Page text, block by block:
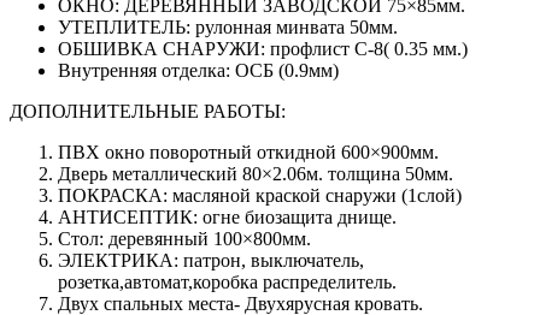
ОКНО: ДЕРЕВЯННЫЙ ЗАВОДСКОЙ 75×85мм.
УТЕПЛИТЕЛЬ: рулонная минвата 50мм.
ОБШИВКА СНАРУЖИ: профлист С-8( 0.35 мм.)
Внутренняя отделка: ОСБ (0.9мм)
ДОПОЛНИТЕЛЬНЫЕ РАБОТЫ:
ПВХ окно поворотный откидной 600×900мм.
Дверь металлический 80×2.06м. толщина 50мм.
ПОКРАСКА: масляной краской снаружи (1слой)
АНТИСЕПТИК: огне биозащита днище.
Стол: деревянный 100×800мм.
ЭЛЕКТРИКА: патрон, выключатель,
розетка,автомат,коробка распределитель.
Двух спальных места- Двухярусная кровать.